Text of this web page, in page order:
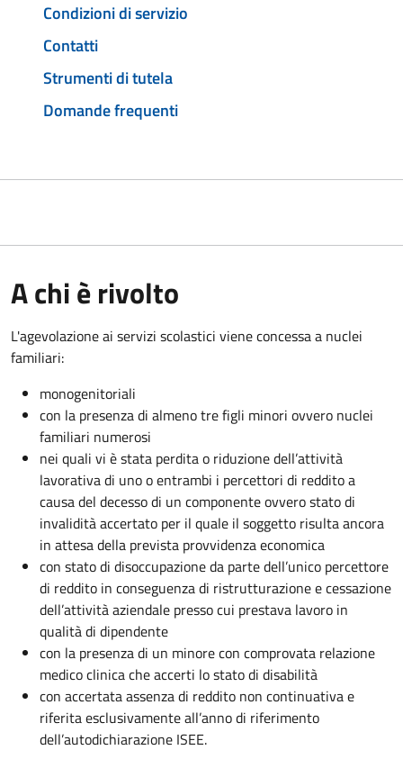
Condizioni di servizio
Contatti
Strumenti di tutela
Domande frequenti
A chi è rivolto
L'agevolazione ai servizi scolastici viene concessa a nuclei
familiari:
monogenitoriali
con la presenza di almeno tre figli minori ovvero nuclei
familiari numerosi
nei quali vi è stata perdita o riduzione dell’attività
lavorativa di uno o entrambi i percettori di reddito a
causa del decesso di un componente ovvero stato di
invalidità accertato per il quale il soggetto risulta ancora
in attesa della prevista provvidenza economica
con stato di disoccupazione da parte dell’unico percettore
di reddito in conseguenza di ristrutturazione e cessazione
dell’attività aziendale presso cui prestava lavoro in
qualità di dipendente
con la presenza di un minore con comprovata relazione
medico clinica che accerti lo stato di disabilità
con accertata assenza di reddito non continuativa e
riferita esclusivamente all’anno di riferimento
dell’autodichiarazione ISEE.